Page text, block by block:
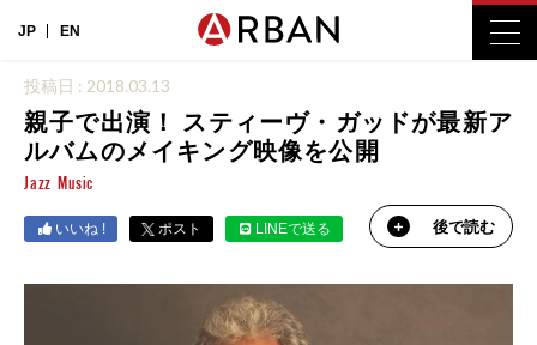
JP EN
投稿日 : 2018.03.13
親子で出演！ スティーヴ・ガッドが最新ア
ルバムのメイキング映像を公開
Jazz Music
いいね ! ポスト LINEで送る 後で読む